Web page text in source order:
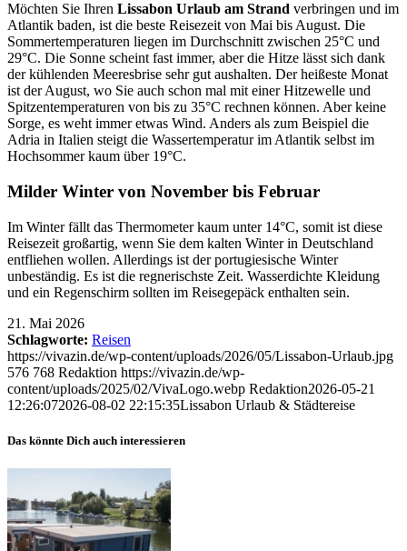
Möchten Sie Ihren Lissabon Urlaub am Strand verbringen und im
Atlantik baden, ist die beste Reisezeit von Mai bis August. Die
Sommertemperaturen liegen im Durchschnitt zwischen 25°C und
29°C. Die Sonne scheint fast immer, aber die Hitze lässt sich dank
der kühlenden Meeresbrise sehr gut aushalten. Der heißeste Monat
ist der August, wo Sie auch schon mal mit einer Hitzewelle und
Spitzentemperaturen von bis zu 35°C rechnen können. Aber keine
Sorge, es weht immer etwas Wind. Anders als zum Beispiel die
Adria in Italien steigt die Wassertemperatur im Atlantik selbst im
Hochsommer kaum über 19°C.
Milder Winter von November bis Februar
Im Winter fällt das Thermometer kaum unter 14°C, somit ist diese
Reisezeit großartig, wenn Sie dem kalten Winter in Deutschland
entfliehen wollen. Allerdings ist der portugiesische Winter
unbeständig. Es ist die regnerischste Zeit. Wasserdichte Kleidung
und ein Regenschirm sollten im Reisegepäck enthalten sein.
21. Mai 2026
Schlagworte: Reisen
https://vivazin.de/wp-content/uploads/2026/05/Lissabon-Urlaub.jpg
576 768 Redaktion https://vivazin.de/wp-
content/uploads/2025/02/VivaLogo.webp Redaktion2026-05-21
12:26:072026-08-02 22:15:35Lissabon Urlaub & Städtereise
Das könnte Dich auch interessieren